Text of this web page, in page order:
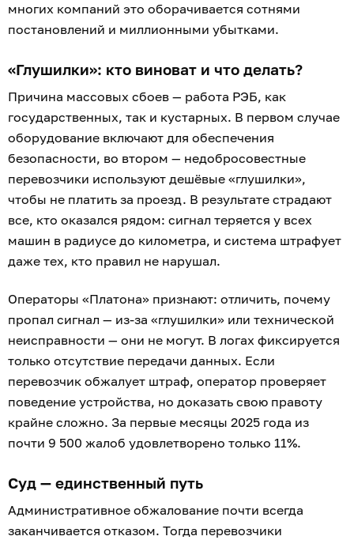
многих компаний это оборачивается сотнями
постановлений и миллионными убытками.
«Глушилки»: кто виноват и что делать?
Причина массовых сбоев — работа РЭБ, как
государственных, так и кустарных. В первом случае
оборудование включают для обеспечения
безопасности, во втором — недобросовестные
перевозчики используют дешёвые «глушилки»,
чтобы не платить за проезд. В результате страдают
все, кто оказался рядом: сигнал теряется у всех
машин в радиусе до километра, и система штрафует
даже тех, кто правил не нарушал.
Операторы «Платона» признают: отличить, почему
пропал сигнал — из-за «глушилки» или технической
неисправности — они не могут. В логах фиксируется
только отсутствие передачи данных. Если
перевозчик обжалует штраф, оператор проверяет
поведение устройства, но доказать свою правоту
крайне сложно. За первые месяцы 2025 года из
почти 9 500 жалоб удовлетворено только 11%.
Суд — единственный путь
Административное обжалование почти всегда
заканчивается отказом. Тогда перевозчики